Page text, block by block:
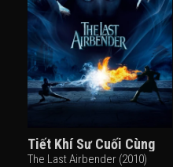
Tiết Khí Sư Cuối Cùng
The Last Airbender (2010)